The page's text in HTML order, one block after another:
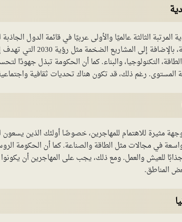
المرتبة الثالثة عالميًا والأولى عربيًا في قائمة الدول
تشهده المملكة،
التكنولوجيا، والبناء. كما أن الحكومة تبذل جهودًا
المستوى. رغم ذلك، قد تكون هناك تحديات ثقافية
مثيرة للاهتمام للمهاجرين، خصوصًا أولئك الذين يسعون
في مجالات مثل الطاقة والصناعة. كما أن الحكومة
للعيش والعمل. ومع ذلك، يجب على المهاجرين أن
المناطق.